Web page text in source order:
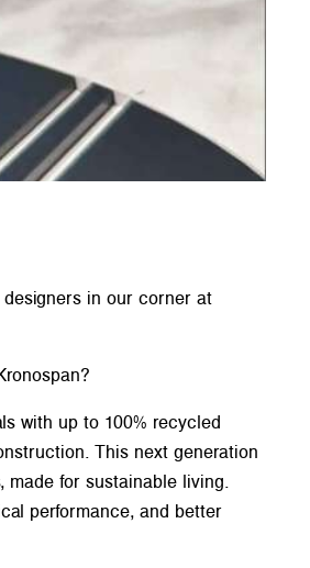
in our corner at
with up to 100% recycled
This next generation
for sustainable living.
performance, and better